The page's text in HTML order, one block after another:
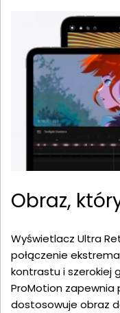
Obraz,
Wyświetlacz Ultra
połączenie
kontrastu i szerokiej
ProMotion zapewnia
dostosowuje obraz